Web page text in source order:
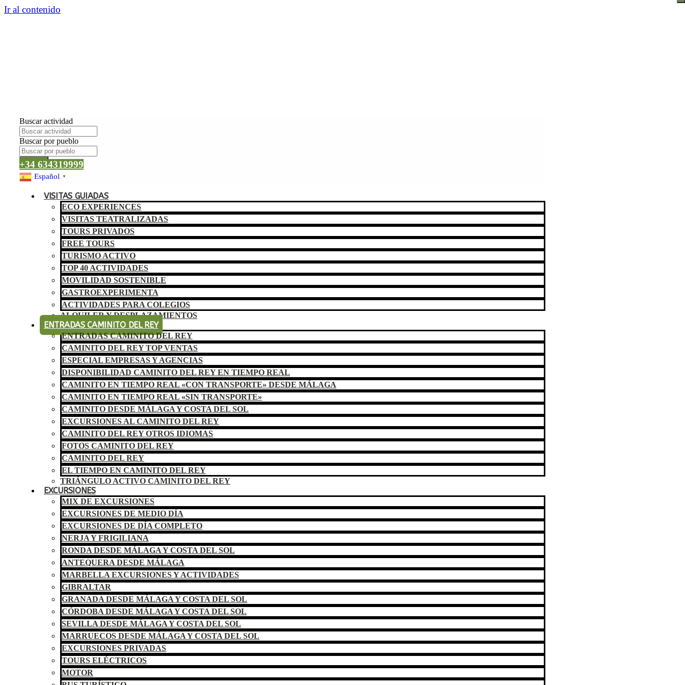
Ir al contenido
Buscar actividad
Buscar por pueblo
Buscar
+34 634319999
Español ▼
VISITAS GUIADAS
ECO EXPERIENCES
VISITAS TEATRALIZADAS
TOURS PRIVADOS
FREE TOURS
TURISMO ACTIVO
TOP 40 ACTIVIDADES
MOVILIDAD SOSTENIBLE
GASTROEXPERIMENTA
ACTIVIDADES PARA COLEGIOS
ALQUILER Y DESPLAZAMIENTOS
ENTRADAS CAMINITO DEL REY
ENTRADAS CAMINITO DEL REY
CAMINITO DEL REY TOP VENTAS
ESPECIAL EMPRESAS Y AGENCIAS
DISPONIBILIDAD CAMINITO DEL REY EN TIEMPO REAL
CAMINITO EN TIEMPO REAL «CON TRANSPORTE» DESDE MÁLAGA
CAMINITO EN TIEMPO REAL «SIN TRANSPORTE»
CAMINITO DESDE MÁLAGA Y COSTA DEL SOL
EXCURSIONES AL CAMINITO DEL REY
CAMINITO DEL REY OTROS IDIOMAS
FOTOS CAMINITO DEL REY
CAMINITO DEL REY
EL TIEMPO EN CAMINITO DEL REY
TRIÁNGULO ACTIVO CAMINITO DEL REY
EXCURSIONES
MIX DE EXCURSIONES
EXCURSIONES DE MEDIO DÍA
EXCURSIONES DE DÍA COMPLETO
NERJA Y FRIGILIANA
RONDA DESDE MÁLAGA Y COSTA DEL SOL
ANTEQUERA DESDE MÁLAGA
MARBELLA EXCURSIONES Y ACTIVIDADES
GIBRALTAR
GRANADA DESDE MÁLAGA Y COSTA DEL SOL
CÓRDOBA DESDE MÁLAGA Y COSTA DEL SOL
SEVILLA DESDE MÁLAGA Y COSTA DEL SOL
MARRUECOS DESDE MÁLAGA Y COSTA DEL SOL
EXCURSIONES PRIVADAS
TOURS ELÉCTRICOS
MOTOR